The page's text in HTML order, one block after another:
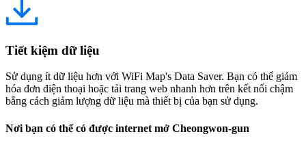
Tiết kiệm dữ liệu
Sử dụng ít dữ liệu hơn với WiFi Map's Data Saver. Bạn có thể giảm
hóa đơn điện thoại hoặc tải trang web nhanh hơn trên kết nối chậm
bằng cách giảm lượng dữ liệu mà thiết bị của bạn sử dụng.
Nơi bạn có thể có được internet mở Cheongwon-gun